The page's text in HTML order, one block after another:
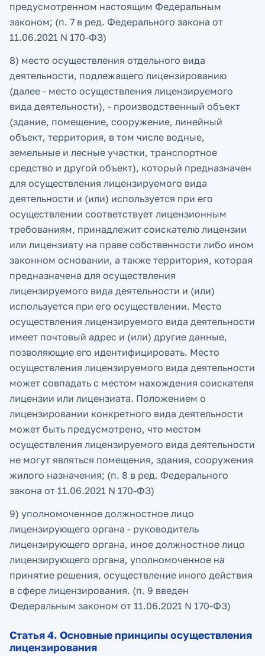
предусмотренном настоящим Федеральным
законом; (п. 7 в ред. Федерального закона от
11.06.2021 N 170-ФЗ)
8) место осуществления отдельного вида
деятельности, подлежащего лицензированию
(далее - место осуществления лицензируемого
вида деятельности), - производственный объект
(здание, помещение, сооружение, линейный
объект, территория, в том числе водные,
земельные и лесные участки, транспортное
средство и другой объект), который предназначен
для осуществления лицензируемого вида
деятельности и (или) используется при его
осуществлении соответствует лицензионным
требованиям, принадлежит соискателю лицензии
или лицензиату на праве собственности либо ином
законном основании, а также территория, которая
предназначена для осуществления
лицензируемого вида деятельности и (или)
используется при его осуществлении. Место
осуществления лицензируемого вида деятельности
имеет почтовый адрес и (или) другие данные,
позволяющие его идентифицировать. Место
осуществления лицензируемого вида деятельности
может совпадать с местом нахождения соискателя
лицензии или лицензиата. Положением о
лицензировании конкретного вида деятельности
может быть предусмотрено, что местом
осуществления лицензируемого вида деятельности
не могут являться помещения, здания, сооружения
жилого назначения; (п. 8 в ред. Федерального
закона от 11.06.2021 N 170-ФЗ)
9) уполномоченное должностное лицо
лицензирующего органа - руководитель
лицензирующего органа, иное должностное лицо
лицензирующего органа, уполномоченное на
принятие решения, осуществление иного действия
в сфере лицензирования. (п. 9 введен
Федеральным законом от 11.06.2021 N 170-ФЗ)
Статья 4. Основные принципы осуществления
лицензирования